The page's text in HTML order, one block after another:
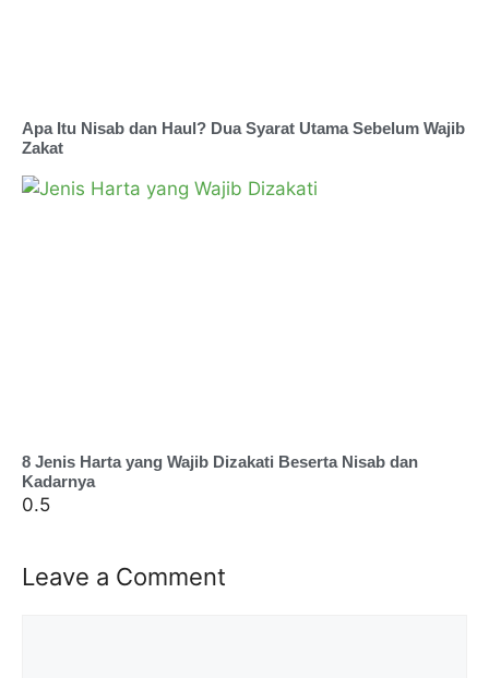
Apa Itu Nisab dan Haul? Dua Syarat Utama Sebelum Wajib
Zakat
8 Jenis Harta yang Wajib Dizakati Beserta Nisab dan
Kadarnya
Leave a Comment